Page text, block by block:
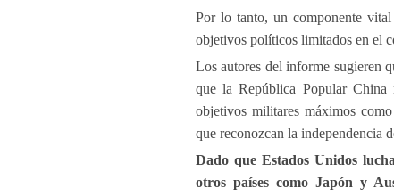
Por lo tanto, un componente
objetivos políticos limitados en el
Los autores del informe sugieren
que la República Popular China
objetivos militares máximos
que reconozcan la independencia
Dado que Estados Unidos
otros países como Japón y